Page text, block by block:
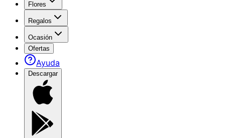
Flores
Regalos
Ocasión
Ofertas
Ayuda
Descargar